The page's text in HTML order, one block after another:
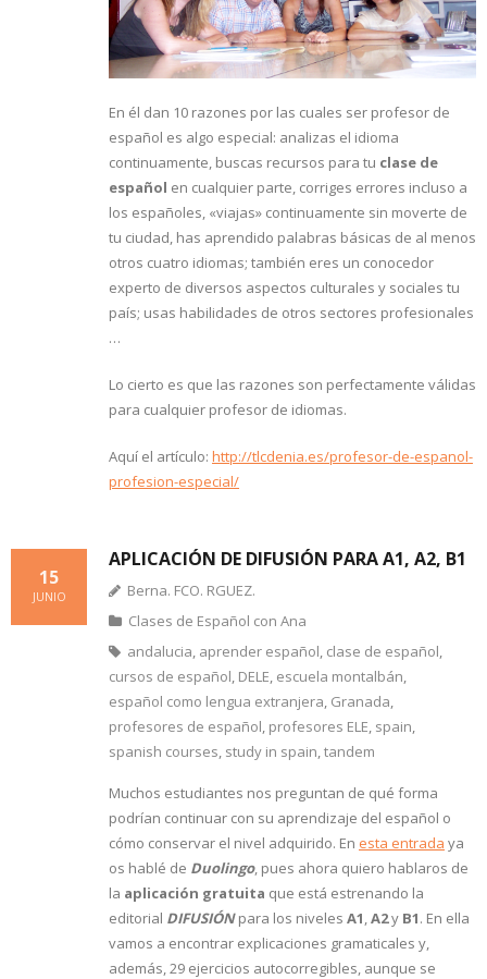
En él dan 10 razones por las cuales ser profesor de
español es algo especial: analizas el idioma
continuamente, buscas recursos para tu clase de
español en cualquier parte, corriges errores incluso a
los españoles, «viajas» continuamente sin moverte de
tu ciudad, has aprendido palabras básicas de al menos
otros cuatro idiomas; también eres un conocedor
experto de diversos aspectos culturales y sociales tu
país; usas habilidades de otros sectores profesionales
…
Lo cierto es que las razones son perfectamente válidas
para cualquier profesor de idiomas.
Aquí el artículo: http://tlcdenia.es/profesor-de-espanol-
profesion-especial/
APLICACIÓN DE DIFUSIÓN PARA A1, A2, B1
15
JUNIO
Berna. FCO. RGUEZ.
Clases de Español con Ana
andalucia, aprender español, clase de español,
cursos de español, DELE, escuela montalbán,
español como lengua extranjera, Granada,
profesores de español, profesores ELE, spain,
spanish courses, study in spain,tandem
Muchos estudiantes nos preguntan de qué forma
podrían continuar con su aprendizaje del español o
cómo conservar el nivel adquirido. En esta entrada ya
os hablé de Duolingo, pues ahora quiero hablaros de
la aplicación gratuita que está estrenando la
editorial DIFUSIÓNpara los niveles A1,A2y B1. En ella
vamos a encontrar explicaciones gramaticales y,
además, 29 ejercicios autocorregibles, aunque se